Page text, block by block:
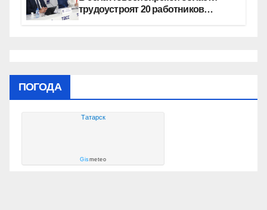
трудоустроят 20 работников
ПОГОДА
Татарск
Gismeteo